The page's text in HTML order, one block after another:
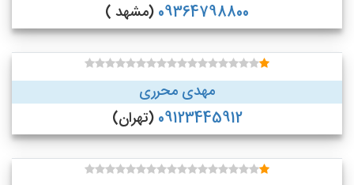
09364798800 (مشهد )
مهدی محرری
09123445912 (تهران)